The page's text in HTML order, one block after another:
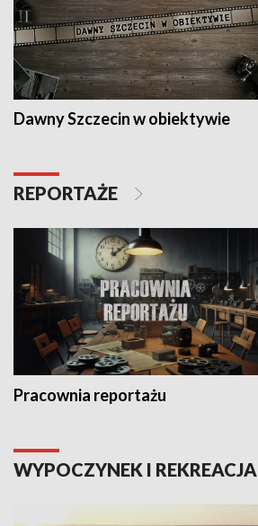
Dawny Szczecin w obiektywie
REPORTAŻE
Pracownia reportażu
WYPOCZYNEK I REKREACJA